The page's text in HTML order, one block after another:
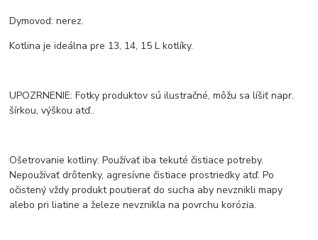
Dymovod: nerez.
Kotlina je ideálna pre 13, 14, 15 L kotlíky.
UPOZRNENIE: Fotky produktov sú ilustračné, môžu sa líšiť napr.
šírkou, výškou atď..
Ošetrovanie kotliny: Používať iba tekuté čistiace potreby.
Nepoužívať drôtenky, agresívne čistiace prostriedky atď. Po
očistený vždy produkt poutierať do sucha aby nevznikli mapy
alebo pri liatine a železe nevznikla na povrchu korózia.